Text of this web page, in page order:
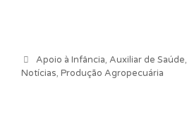
Categorias
Apoio à Infância, Auxiliar de Saúde,
Notícias, Produção Agropecuária